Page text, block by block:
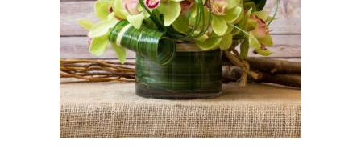
variations.
options
peuvent
choisies